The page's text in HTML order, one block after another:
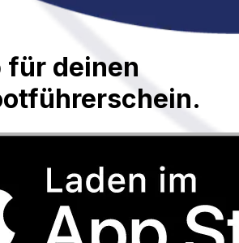
für deinen